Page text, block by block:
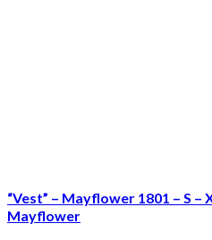
“Vest” – Mayflower 1801 – S –
Mayflower